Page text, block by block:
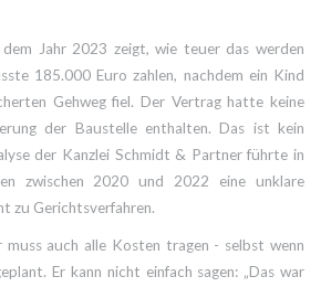
dem Jahr 2023 zeigt, wie teuer das werden
185.000 Euro zahlen, nachdem ein Kind
Gehweg fiel. Der Vertrag hatte keine
der Baustelle enthalten. Das ist kein
der Kanzlei Schmidt & Partner führte in
zwischen 2020 und 2022 eine unklare
zu Gerichtsverfahren.
muss auch alle Kosten tragen - selbst wenn
Er kann nicht einfach sagen: „Das war